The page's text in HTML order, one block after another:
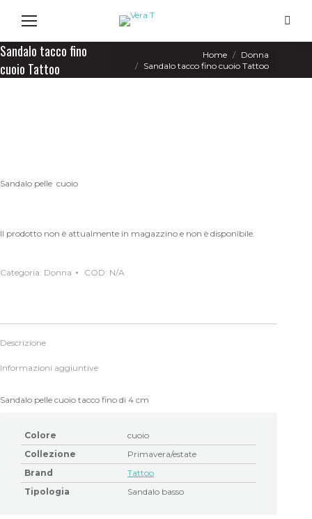
Search:
Sandalo tacco fino
cuoio Tattoo
Home
Donna
Sandalo tacco fino cuoio Tattoo
Sandalo pelle cuoio
Il prodotto non è attualmente in magazzino e non è disponibile.
Categoria: Donna COD: N/A
Descrizione
Informazioni aggiuntive
Sandalo pelle cuoio tacco fino di 4 cm
Colore
cuoio
Collezione
Primavera/estate
Brand
Tattoo
Tipologia
Sandalo basso